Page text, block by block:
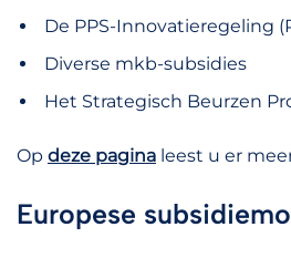
De PPS-Innovatieregeling
Diverse mkb-subsidies
Het Strategisch Beurzen
Op deze pagina leest u er
Europese